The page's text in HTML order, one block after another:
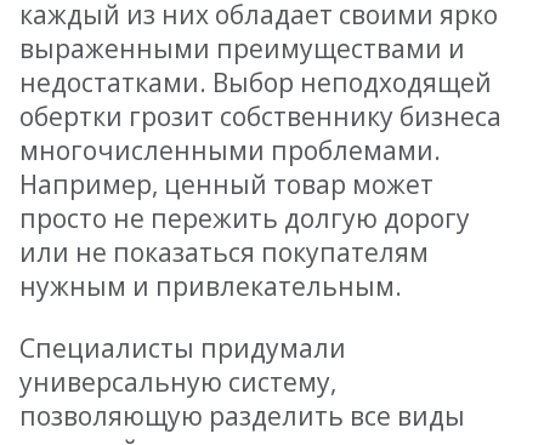
каждый из них обладает своими ярко
выраженными преимуществами и
недостатками. Выбор неподходящей
обертки грозит собственнику бизнеса
многочисленными проблемами.
Например, ценный товар может
просто не пережить долгую дорогу
или не показаться покупателям
нужным и привлекательным.
Специалисты придумали
универсальную систему,
позволяющую разделить все виды